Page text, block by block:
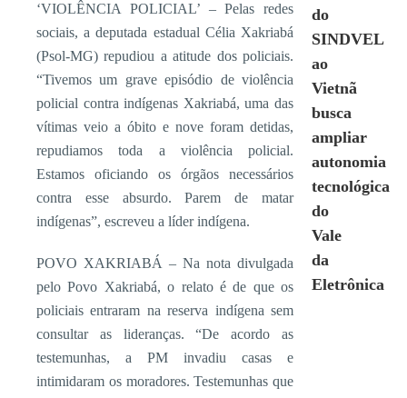
‘VIOLÊNCIA POLICIAL’ – Pelas redes
sociais, a deputada estadual Célia Xakriabá
(Psol-MG) repudiou a atitude dos policiais.
“Tivemos um grave episódio de violência
policial contra indígenas Xakriabá, uma das
vítimas veio a óbito e nove foram detidas,
repudiamos toda a violência policial.
Estamos oficiando os órgãos necessários
contra esse absurdo. Parem de matar
indígenas”, escreveu a líder indígena.
POVO XAKRIABÁ – Na nota divulgada
pelo Povo Xakriabá, o relato é de que os
policiais entraram na reserva indígena sem
consultar as lideranças. “De acordo as
testemunhas, a PM invadiu casas e
intimidaram os moradores. Testemunhas que
do
SINDVEL
ao
Vietnã
busca
ampliar
autonomia
tecnológica
do
Vale
da
Eletrônica